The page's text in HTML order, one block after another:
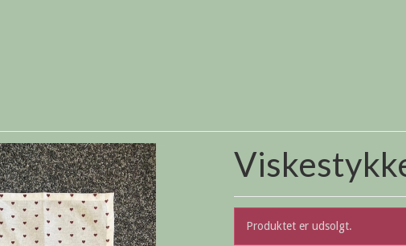
Produktet er udsolgt.